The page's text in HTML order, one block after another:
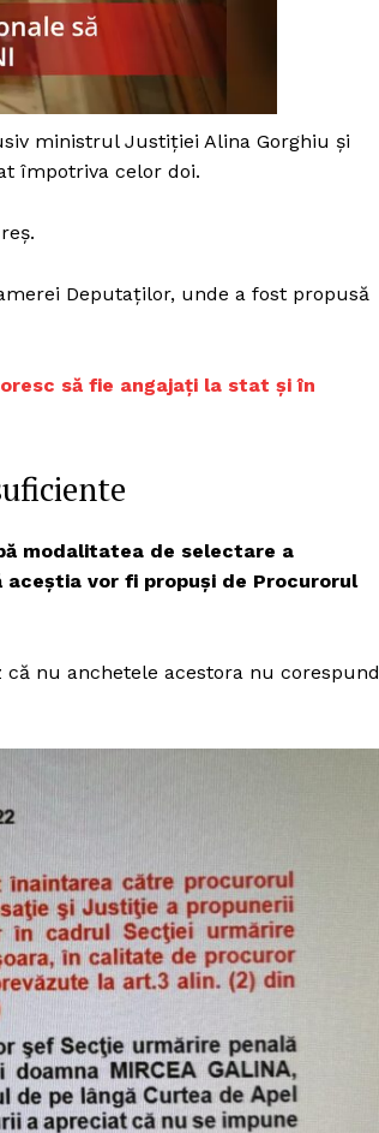
PRESShub
Contact
ministrul Justiției Alina Gorghiu și
împotriva celor doi.
Deputaților, unde a fost propusă
să fie angajați la stat și în
modalitatea de selectare a
vor fi propuși de Procurorul
nu anchetele acestora nu corespund